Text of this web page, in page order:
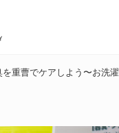
重曹でケアしよう〜お洗